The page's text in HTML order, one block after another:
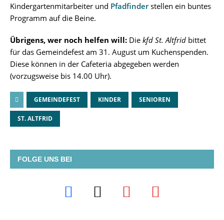
Kindergartenmitarbeiter und Pfadfinderstellen ein buntes
Programm auf die Beine.
Übrigens, wer noch helfen will: Die kfd St. Altfrid bittet
für das Gemeindefest am 31. August um Kuchenspenden.
Diese können in der Cafeteria abgegeben werden
(vorzugsweise bis 14.00 Uhr).
GEMEINDEFEST KINDER SENIOREN
ST. ALTFRID
FOLGE UNS BEI